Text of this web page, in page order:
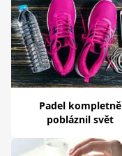
Padel kompletně
pobláznil svět